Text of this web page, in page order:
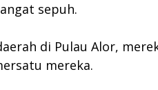
sepuh.
di Pulau Alor,
mereka.